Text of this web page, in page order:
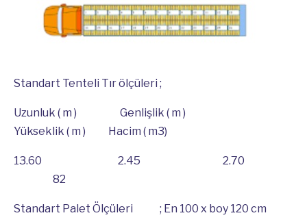
Standart Tenteli Tır ölçüleri ;
Uzunluk ( m ) Genlişlik ( m )
Yükseklik ( m ) Hacim ( m3)
13.60 2.45 2.70
82
Standart Palet Ölçüleri ; En 100 x boy 120 cm